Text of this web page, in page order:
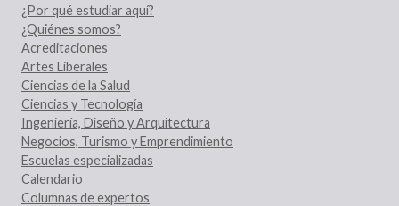
¿Por qué estudiar aquí?
¿Quiénes somos?
Acreditaciones
Artes Liberales
Ciencias de la Salud
Ciencias y Tecnología
Ingeniería, Diseño y Arquitectura
Negocios, Turismo y Emprendimiento
Escuelas especializadas
Calendario
Columnas de expertos